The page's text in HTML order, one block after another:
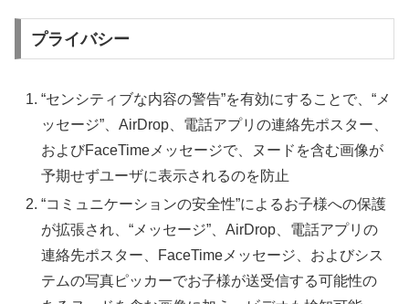
プライバシー
“センシティブな内容の警告”を有効にすることで、“メ
ッセージ”、AirDrop、電話アプリの連絡先ポスター、
およびFaceTimeメッセージで、ヌードを含む画像が
予期せずユーザに表示されるのを防止
“コミュニケーションの安全性”によるお子様への保護
が拡張され、“メッセージ”、AirDrop、電話アプリの
連絡先ポスター、FaceTimeメッセージ、およびシス
テムの写真ピッカーでお子様が送受信する可能性の